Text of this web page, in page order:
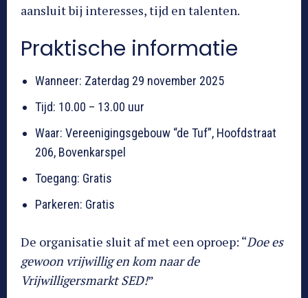
aansluit bij interesses, tijd en talenten.
Praktische informatie
Wanneer: Zaterdag 29 november 2025
Tijd: 10.00 – 13.00 uur
Waar: Vereenigingsgebouw “de Tuf”, Hoofdstraat
206, Bovenkarspel
Toegang: Gratis
Parkeren: Gratis
De organisatie sluit af met een oproep: “Doe es
gewoon vrijwillig en kom naar de
Vrijwilligersmarkt SED!”